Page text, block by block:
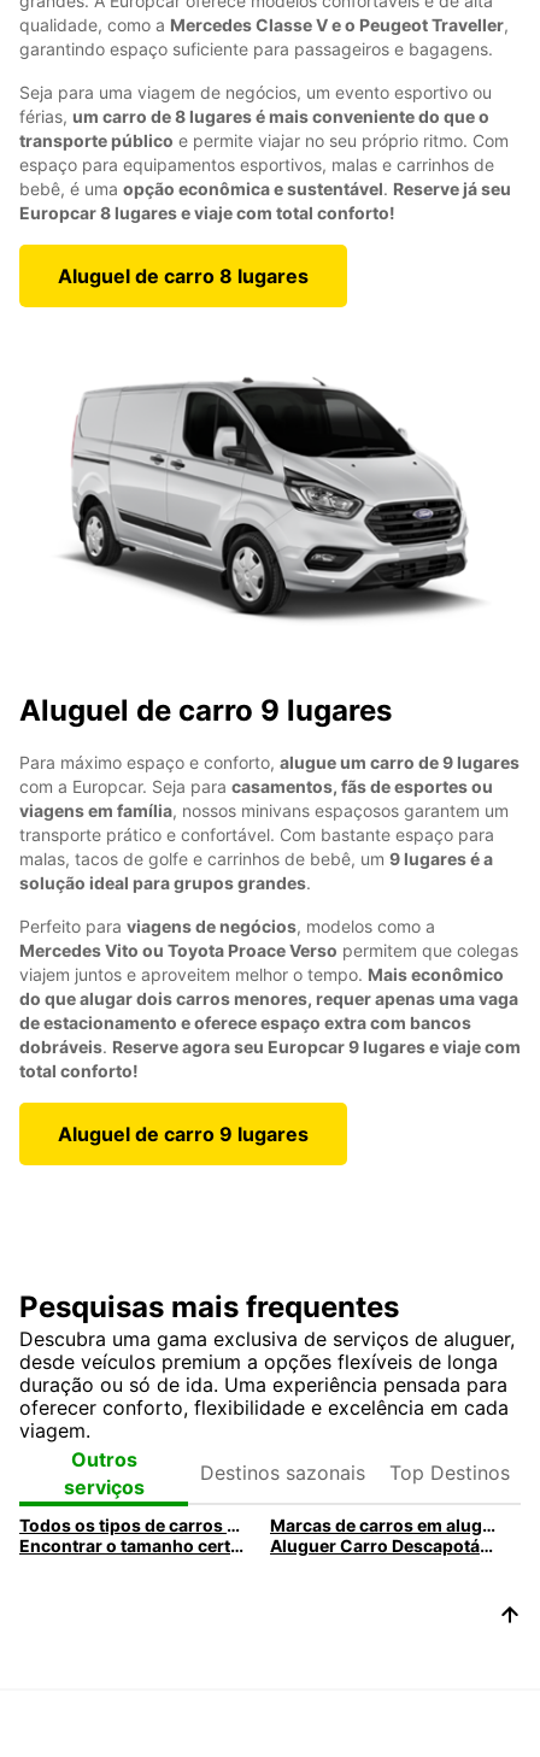
qualidade, como a Mercedes Classe V e o Peugeot Traveller,
garantindo espaço suficiente para passageiros e bagagens.
Seja para uma viagem de negócios, um evento esportivo ou
férias, um carro de 8 lugares é mais conveniente do que o
transporte público e permite viajar no seu próprio ritmo. Com
espaço para equipamentos esportivos, malas e carrinhos de
bebê, é uma opção econômica e sustentável. Reserve já seu
Europcar 8 lugares e viaje com total conforto!
Aluguel de carro 8 lugares
Aluguel de carro 9 lugares
Para máximo espaço e conforto, alugue um carro de 9 lugares
com a Europcar. Seja para casamentos, fãs de esportes ou
viagens em família, nossos minivans espaçosos garantem um
transporte prático e confortável. Com bastante espaço para
malas, tacos de golfe e carrinhos de bebê, um 9 lugares é a
solução ideal para grupos grandes.
Perfeito para viagens de negócios, modelos como a
Mercedes Vito ou Toyota Proace Verso permitem que colegas
viajem juntos e aproveitem melhor o tempo. Mais econômico
do que alugar dois carros menores, requer apenas uma vaga
de estacionamento e oferece espaço extra com bancos
dobráveis. Reserve agora seu Europcar 9 lugares e viaje com
total conforto!
Aluguel de carro 9 lugares
Pesquisas mais frequentes
Descubra uma gama exclusiva de serviços de aluguer,
desde veículos premium a opções flexíveis de longa
duração ou só de ida. Uma experiência pensada para
oferecer conforto, flexibilidade e excelência em cada
viagem.
Outros
serviços
sazonais
Destinos
Todos os tipos de carros para alugar na Europcar
Marcas de carros em aluguer na Europcar
Encontrar o tamanho certo para o aluguer de carro
Aluguer Carro Descapotável com a Europcar